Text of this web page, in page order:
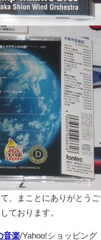
、まことにありがとうご
ております。
音楽/Yahoo!ショッピング